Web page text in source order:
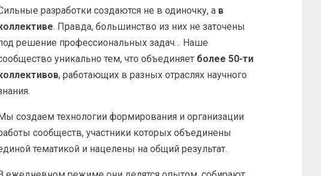
разработки создаются не в одиночку, а в
. Правда, большинство из них не заточены
решение профессиональных задач… Наше
уникально тем, что объединяет более 50-ти
, работающих в разных отраслях научного
создаем технологии формирования и организации
сообществ, участники которых объединены
тематикой и нацелены на общий результат.